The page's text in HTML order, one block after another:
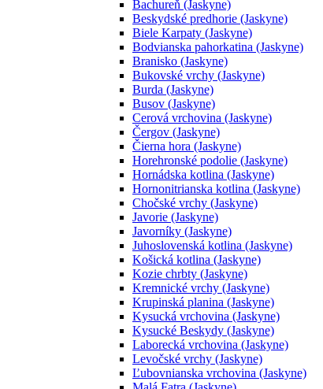
Bachureň (Jaskyne)
Beskydské predhorie (Jaskyne)
Biele Karpaty (Jaskyne)
Bodvianska pahorkatina (Jaskyne)
Branisko (Jaskyne)
Bukovské vrchy (Jaskyne)
Burda (Jaskyne)
Busov (Jaskyne)
Cerová vrchovina (Jaskyne)
Čergov (Jaskyne)
Čierna hora (Jaskyne)
Horehronské podolie (Jaskyne)
Hornádska kotlina (Jaskyne)
Hornonitrianska kotlina (Jaskyne)
Chočské vrchy (Jaskyne)
Javorie (Jaskyne)
Javorníky (Jaskyne)
Juhoslovenská kotlina (Jaskyne)
Košická kotlina (Jaskyne)
Kozie chrbty (Jaskyne)
Kremnické vrchy (Jaskyne)
Krupinská planina (Jaskyne)
Kysucká vrchovina (Jaskyne)
Kysucké Beskydy (Jaskyne)
Laborecká vrchovina (Jaskyne)
Levočské vrchy (Jaskyne)
Ľubovnianska vrchovina (Jaskyne)